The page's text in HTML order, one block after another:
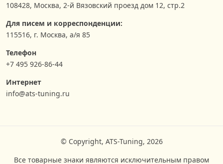
108428, Москва, 2-й Вязовский проезд дом 12, стр.2
Для писем и корреспонденции:
115516, г. Москва, а/я 85
Телефон
+7 495 926-86-44
Интернет
info@ats-tuning.ru
© Copyright, ATS-Tuning, 2026
Все товарные знаки являются исключительным правом